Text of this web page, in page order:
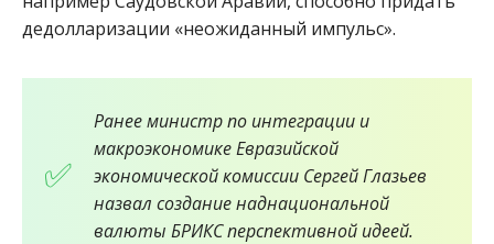
дедолларизации «неожиданный импульс».
Ранее министр по интеграции и
макроэкономике Евразийской
экономической комиссии Сергей Глазьев
назвал создание наднациональной
валюты БРИКС перспективной идеей.